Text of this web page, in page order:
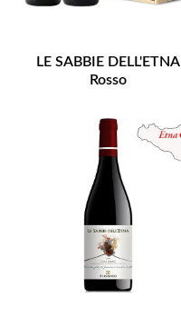
LE SABBIE DELL'ETNA
Rosso